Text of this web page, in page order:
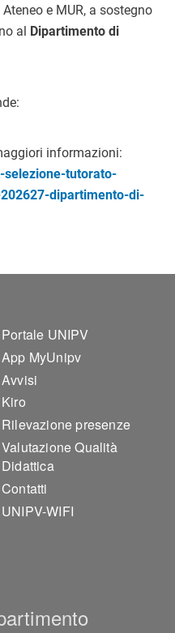
e MUR, a sostegno
al Dipartimento di
informazioni:
tutorato-
dipartimento-di-
Footer 2
Portale UNIPV
App MyUnipv
Avvisi
Kiro
Rilevazione presenze
Valutazione Qualità
Didattica
Contatti
UNIPV-WIFI